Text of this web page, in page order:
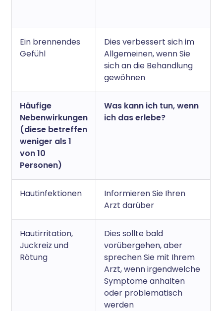
Ein brennendes
Gefühl
Dies verbessert sich im
Allgemeinen, wenn Sie
sich an die Behandlung
gewöhnen
Häufige
Nebenwirkungen
(diese betreffen
weniger als 1
von 10
Personen)
Was kann ich tun, wenn
ich das erlebe?
Hautinfektionen
Informieren Sie Ihren
Arzt darüber
Hautirritation,
Juckreiz und
Rötung
Dies sollte bald
vorübergehen, aber
sprechen Sie mit Ihrem
Arzt, wenn irgendwelche
Symptome anhalten
oder problematisch
werden